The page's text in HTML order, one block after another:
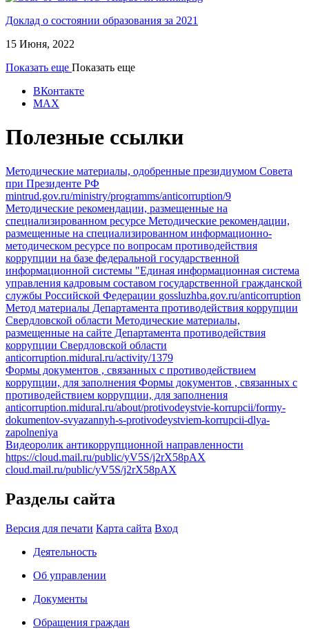
Доклад о состоянии образования за 2021
15 Июня, 2022
Показать еще Показать еще
ВКонтакте
MAX
Полезные ссылки
Методические материалы, одобренные президиумом Совета
при Президенте РФ
mintrud.gov.ru/ministry/programms/anticorruption/9
Методические рекомендации, размещенные на
специализированном ресурсе Методические рекомендации,
размещенные на специализированном информационно-
методическом ресурсе по вопросам противодействия
коррупции на базе федеральной государственной
информационной системы "Единая информационная система
управления кадровым составом государственной гражданской
службы Российской Федерации gossluzhba.gov.ru/anticorruption
Метод материалы Департамента противодействия коррупции
Свердловской области Методические материалы,
размещенные на сайте Департамента противодействия
коррупции Свердловской области
anticorruption.midural.ru/activity/1379
Формы документов , связанных с противодействием
коррупции, для заполнения Формы документов , связанных с
противодействием коррупции, для заполнения
anticorruption.midural.ru/about/protivodeystvie-korrupcii/formy-
dokumentov-svyazannyh-s-protivodeystviem-korrupcii-dlya-
zapolneniya
Видеоролик антикоррупционной направленности
https://cloud.mail.ru/public/yV5S/j2rX58pAX
cloud.mail.ru/public/yV5S/j2rX58pAX
Разделы сайта
Версия для печати Карта сайта Вход
Деятельность
Об управлении
Документы
Обращения граждан